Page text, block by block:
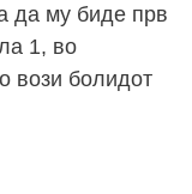
да му биде прв
1, во
вози болидот